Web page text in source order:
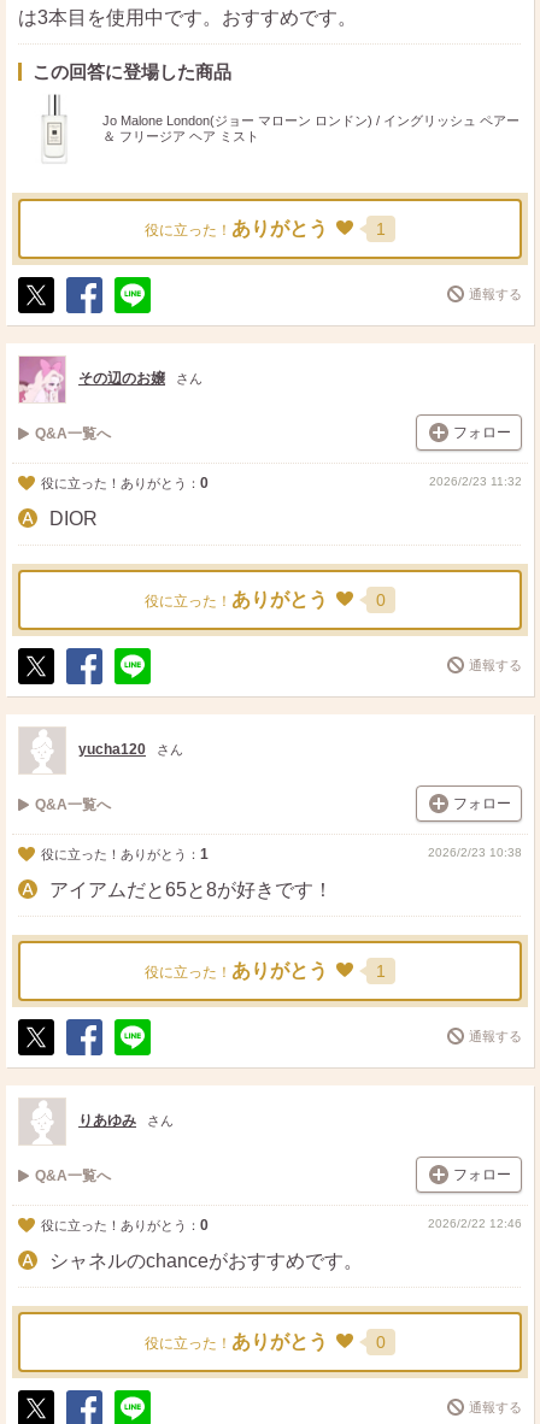
は3本目を使用中です。おすすめです。
この回答に登場した商品
Jo Malone London(ジョー マローン ロンドン) / イングリッシュ ペアー
＆ フリージア ヘア ミスト
役に立った！ ありがとう 1
ポ
ス
ト
シ
ェ
送
る
通報する
その辺のお嬢 さん
Q&A一覧へ フォロー
役に立った！ありがとう： 0 2026/2/23 11:32
DIOR
役に立った！ ありがとう 0
ポ
ス
ト
シ
ェ
送
る
通報する
yucha120 さん
Q&A一覧へ フォロー
役に立った！ありがとう： 1 2026/2/23 10:38
アイアムだと65と8が好きです！
役に立った！ ありがとう 1
ポ
ス
ト
シ
ェ
送
る
通報する
りあゆみ さん
Q&A一覧へ フォロー
役に立った！ありがとう： 0 2026/2/22 12:46
シャネルのchanceがおすすめです。
役に立った！ ありがとう 0
通報する